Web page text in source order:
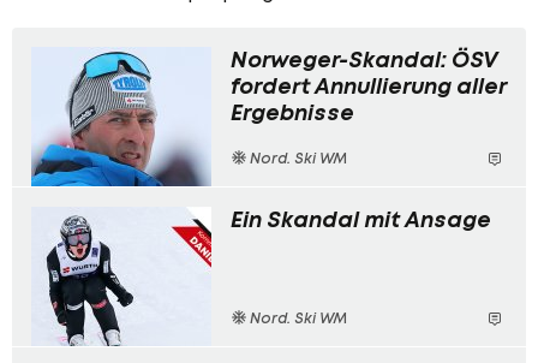
Norweger-Skandal: ÖSV
fordert Annullierung aller
Ergebnisse
Nord. Ski WM
Ein Skandal mit Ansage
Nord. Ski WM